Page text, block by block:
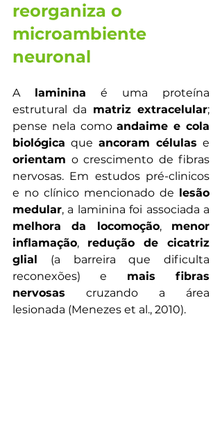
reorganiza o
microambiente
neuronal
A laminina é uma proteína
estrutural da matriz extracelular;
pense nela como andaime e cola
biológica que ancoram células
orientam o crescimento de fibras
nervosas. Em estudos pré-clinicos
e no clínico mencionado de lesão
medular
melhora da locomoção, menor
inflamação, redução de cicatriz
glial (a barreira que dificulta
reconexões) e mais fibras
nervosas cruzando a área
lesionada (Menezes et al., 2010).